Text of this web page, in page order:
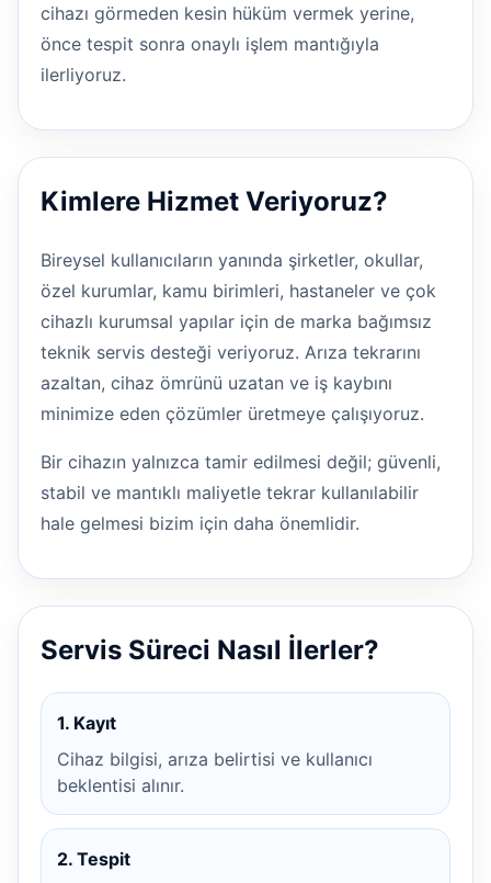
cihazı görmeden kesin hüküm vermek yerine,
önce tespit sonra onaylı işlem mantığıyla
ilerliyoruz.
Kimlere Hizmet Veriyoruz?
Bireysel kullanıcıların yanında şirketler, okullar,
özel kurumlar, kamu birimleri, hastaneler ve çok
cihazlı kurumsal yapılar için de marka bağımsız
teknik servis desteği veriyoruz. Arıza tekrarını
azaltan, cihaz ömrünü uzatan ve iş kaybını
minimize eden çözümler üretmeye çalışıyoruz.
Bir cihazın yalnızca tamir edilmesi değil; güvenli,
stabil ve mantıklı maliyetle tekrar kullanılabilir
hale gelmesi bizim için daha önemlidir.
Servis Süreci Nasıl İlerler?
1. Kayıt
Cihaz bilgisi, arıza belirtisi ve kullanıcı
beklentisi alınır.
2. Tespit